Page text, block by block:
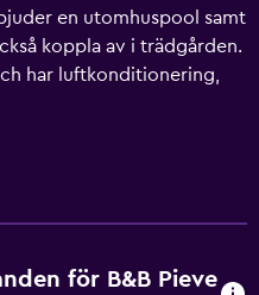
en utomhuspool samt
koppla av i trädgården.
har luftkonditionering,
hårtork och gratis
serveras varje morgon. I
för B&B Pieve